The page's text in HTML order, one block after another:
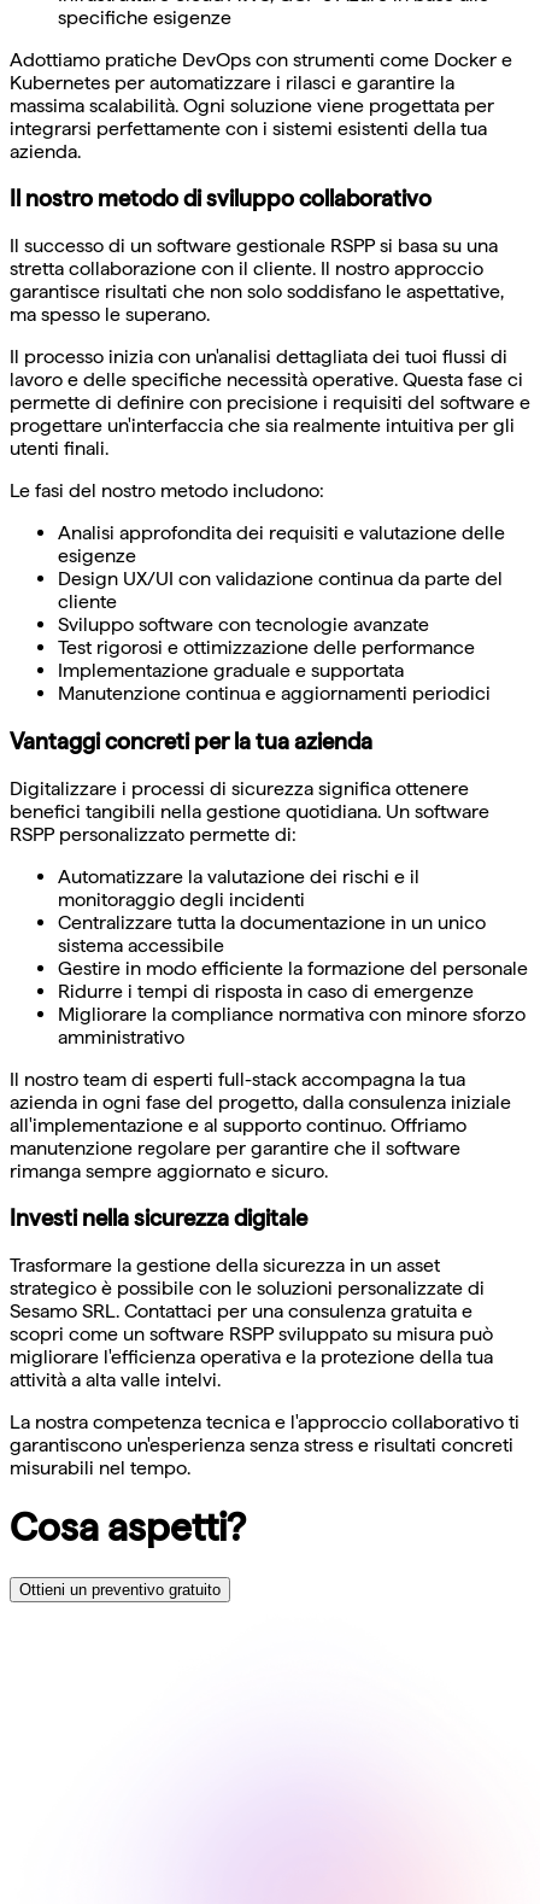
specifiche esigenze
Adottiamo pratiche DevOps con strumenti come Docker e
Kubernetes per automatizzare i rilasci e garantire la
massima scalabilità. Ogni soluzione viene progettata per
integrarsi perfettamente con i sistemi esistenti della tua
azienda.
Il nostro metodo di sviluppo collaborativo
Il successo di un software gestionale RSPP si basa su una
stretta collaborazione con il cliente. Il nostro approccio
garantisce risultati che non solo soddisfano le aspettative,
ma spesso le superano.
Il processo inizia con un'analisi dettagliata dei tuoi flussi di
lavoro e delle specifiche necessità operative. Questa fase ci
permette di definire con precisione i requisiti del software e
progettare un'interfaccia che sia realmente intuitiva per gli
utenti finali.
Le fasi del nostro metodo includono:
Analisi approfondita dei requisiti e valutazione delle
esigenze
Design UX/UI con validazione continua da parte del
cliente
Sviluppo software con tecnologie avanzate
Test rigorosi e ottimizzazione delle performance
Implementazione graduale e supportata
Manutenzione continua e aggiornamenti periodici
Vantaggi concreti per la tua azienda
Digitalizzare i processi di sicurezza significa ottenere
benefici tangibili nella gestione quotidiana. Un software
RSPP personalizzato permette di:
Automatizzare la valutazione dei rischi e il
monitoraggio degli incidenti
Centralizzare tutta la documentazione in un unico
sistema accessibile
Gestire in modo efficiente la formazione del personale
Ridurre i tempi di risposta in caso di emergenze
Migliorare la compliance normativa con minore sforzo
amministrativo
Il nostro team di esperti full-stack accompagna la tua
azienda in ogni fase del progetto, dalla consulenza iniziale
all'implementazione e al supporto continuo. Offriamo
manutenzione regolare per garantire che il software
rimanga sempre aggiornato e sicuro.
Investi nella sicurezza digitale
Trasformare la gestione della sicurezza in un asset
strategico è possibile con le soluzioni personalizzate di
Sesamo SRL. Contattaci per una consulenza gratuita e
scopri come un software RSPP sviluppato su misura può
migliorare l'efficienza operativa e la protezione della tua
attività a alta valle intelvi.
La nostra competenza tecnica e l'approccio collaborativo ti
garantiscono un'esperienza senza stress e risultati concreti
misurabili nel tempo.
Cosa aspetti?
Ottieni un preventivo gratuito